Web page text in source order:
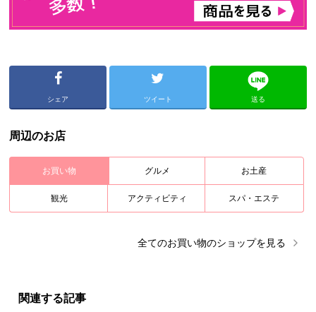
シェア ツイート 送る
周辺のお店
お買い物 グルメ お土産
観光 アクティビティ スパ・エステ
全てのお買い物のショップを見る
関連する記事